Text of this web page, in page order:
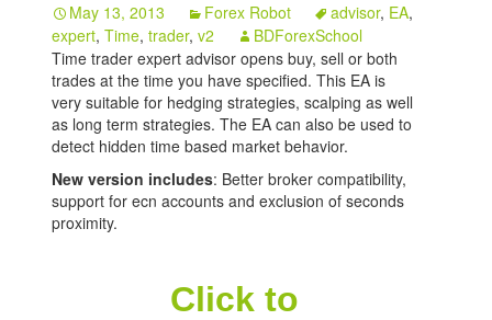
Indicators
Download
Open a live account
May 13, 2013 Forex Robot advisor, EA,
expert,Time,trader,v2
BDForexSchool
Time trader expert advisor opens buy, sell or both
trades at the time you have specified. This EA is
very suitable for hedging strategies, scalping as well
as long term strategies. The EA can also be used to
detect hidden time based market behavior.
New version includes: Better broker compatibility,
support for ecn accounts and exclusion of seconds
proximity.
Click to